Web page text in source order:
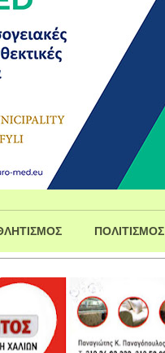
ΠΟΛΙΤΙΣΜΟΣ